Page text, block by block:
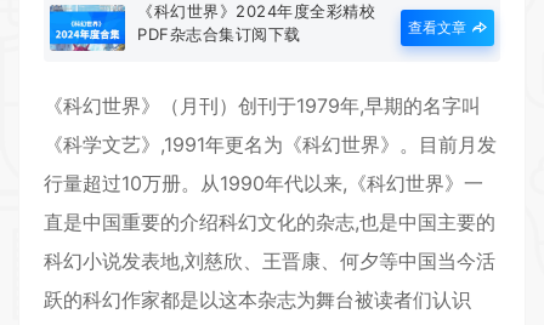
《科幻世界》2024年度全彩精校
PDF杂志合集订阅下载
查看文章
《科幻世界》（月刊）创刊于1979年,早期的名字叫
《科学文艺》,1991年更名为《科幻世界》。目前月发
行量超过10万册。从1990年代以来,《科幻世界》一
直是中国重要的介绍科幻文化的杂志,也是中国主要的
科幻小说发表地,刘慈欣、王晋康、何夕等中国当今活
跃的科幻作家都是以这本杂志为舞台被读者们认识